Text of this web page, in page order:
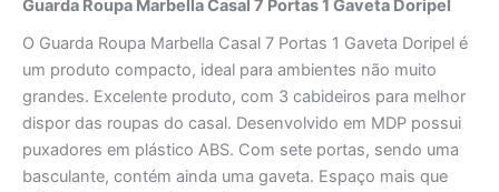
Guarda Roupa Marbella Casal 7 Portas 1 Gaveta Doripel
O Guarda Roupa Marbella Casal 7 Portas 1 Gaveta Doripel é
um produto compacto, ideal para ambientes não muito
grandes. Excelente produto, com 3 cabideiros para melhor
dispor das roupas do casal. Desenvolvido em MDP possui
puxadores em plástico ABS. Com sete portas, sendo uma
basculante, contém ainda uma gaveta. Espaço mais que